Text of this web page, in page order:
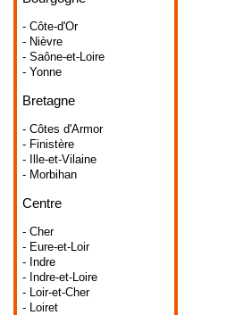
- Côte-d'Or
- Nièvre
- Saône-et-Loire
- Yonne
Bretagne
- Côtes d'Armor
- Finistère
- Ille-et-Vilaine
- Morbihan
Centre
- Cher
- Eure-et-Loir
- Indre
- Indre-et-Loire
- Loir-et-Cher
- Loiret